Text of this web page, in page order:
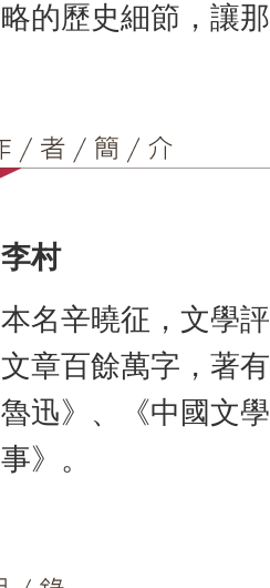
略的歷史細節，讓
李村
本名辛曉征，文學
文章百餘萬字，著
魯迅》、《中國文
事》。